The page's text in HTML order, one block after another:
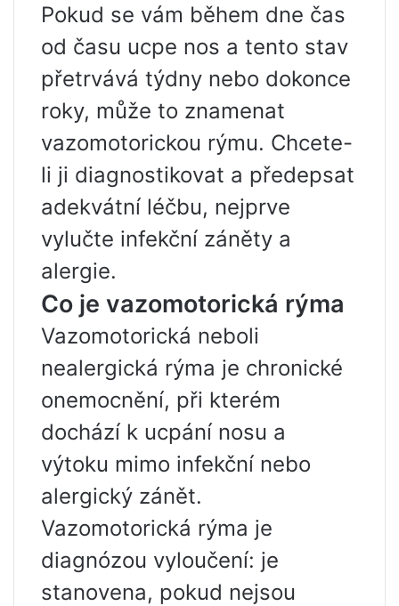
Pokud se vám během dne čas
od času ucpe nos a tento stav
přetrvává týdny nebo dokonce
roky, může to znamenat
vazomotorickou rýmu. Chcete-
li ji diagnostikovat a předepsat
adekvátní léčbu, nejprve
vylučte infekční záněty a
alergie.
Co je vazomotorická rýma
Vazomotorická neboli
nealergická rýma je chronické
onemocnění, při kterém
dochází k ucpání nosu a
výtoku mimo infekční nebo
alergický zánět.
Vazomotorická rýma je
diagnózou vyloučení: je
stanovena, pokud nejsou